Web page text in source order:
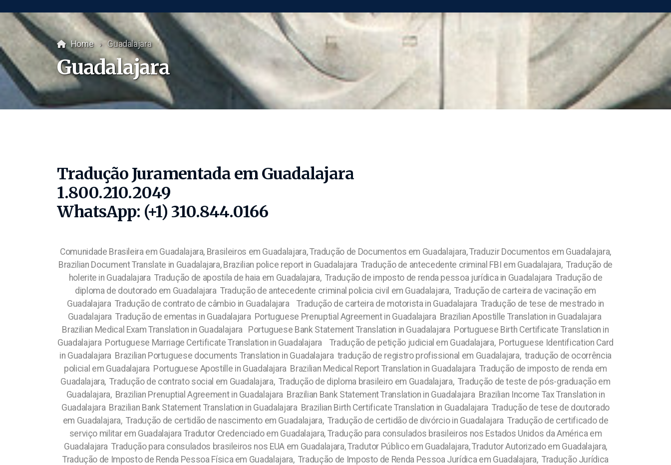
Home Guadalajara
Guadalajara
Tradução Juramentada em Guadalajara
1.800.210.2049
WhatsApp: (+1) 310.844.0166
Comunidade Brasileira em Guadalajara, Brasileiros em Guadalajara, Tradução de Documentos em Guadalajara, Traduzir Documentos em Guadalajara,
Brazilian Document Translate in Guadalajara, Brazilian police report in Guadalajara Tradução de antecedente criminal FBI em Guadalajara, Tradução de
holerite in Guadalajara Tradução de apostila de haia em Guadalajara, Tradução de imposto de renda pessoa jurídica in Guadalajara Tradução de
diploma de doutorado em Guadalajara Tradução de antecedente criminal policia civil em Guadalajara, Tradução de carteira de vacinação em
Guadalajara Tradução de contrato de câmbio in Guadalajara Tradução de carteira de motorista in Guadalajara Tradução de tese de mestrado in
Guadalajara Tradução de ementas in Guadalajara Portuguese Prenuptial Agreement in Guadalajara Brazilian Apostille Translation in Guadalajara
Brazilian Medical Exam Translation in Guadalajara Portuguese Bank Statement Translation in Guadalajara Portuguese Birth Certificate Translation in
Guadalajara Portuguese Marriage Certificate Translation in Guadalajara Tradução de petição judicial em Guadalajara, Portuguese Identification Card
in Guadalajara Brazilian Portuguese documents Translation in Guadalajara tradução de registro profissional em Guadalajara, tradução de ocorrência
policial em Guadalajara Portuguese Apostille in Guadalajara Brazilian Medical Report Translation in Guadalajara Tradução de imposto de renda em
Guadalajara, Tradução de contrato social em Guadalajara, Tradução de diploma brasileiro em Guadalajara, Tradução de teste de pós-graduação em
Guadalajara, Brazilian Prenuptial Agreement in Guadalajara Brazilian Bank Statement Translation in Guadalajara Brazilian Income Tax Translation in
Guadalajara Brazilian Bank Statement Translation in Guadalajara Brazilian Birth Certificate Translation in Guadalajara Tradução de tese de doutorado
em Guadalajara, Tradução de certidão de nascimento em Guadalajara, Tradução de certidão de divórcio in Guadalajara Tradução de certificado de
serviço militar em Guadalajara Tradutor Credenciado em Guadalajara, Tradução para consulados brasileiros nos Estados Unidos da América em
Guadalajara Tradução para consulados brasileiros nos EUA em Guadalajara, Tradutor Público em Guadalajara, Tradutor Autorizado em Guadalajara,
Tradução de Imposto de Renda Pessoa Física em Guadalajara, Tradução de Imposto de Renda Pessoa Jurídica em Guadalajara, Tradução Jurídica